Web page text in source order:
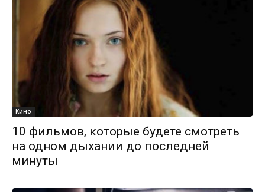
Кино
10 фильмов, которые будете смотреть
на одном дыхании до последней
минуты